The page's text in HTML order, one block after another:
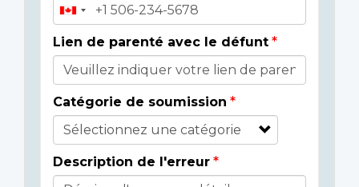
Lien de parenté avec le défunt
Catégorie de soumission
Description de l'erreur